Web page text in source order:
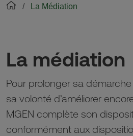
La Médiation
La médiation
Pour prolonger sa
sa volonté d’améliorer
MGEN complète son
conformément aux